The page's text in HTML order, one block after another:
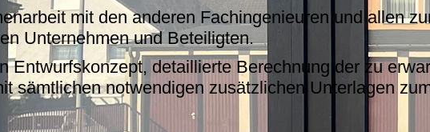
mit den anderen Fachingenieuren und allen
Unternehmen und Beteiligten.
Entwurfskonzept, detaillierte Berechnung der zu
sämtlichen notwendigen zusätzlichen Unterlagen